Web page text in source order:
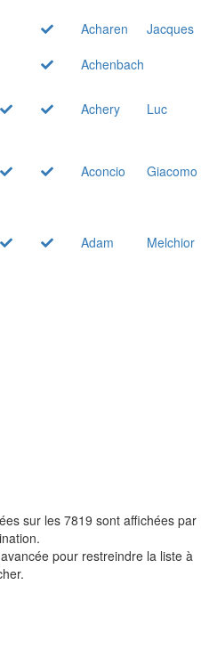
Acharen
Jacques
Achenbach
Achery
Luc
Aconcio Giacomo
Adam Melchior
sur les 7819 sont affichées par
pour restreindre la liste à